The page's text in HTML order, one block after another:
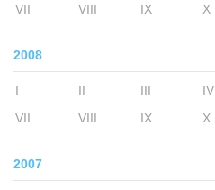
VII
VIII IX X
2008
I II III IV
VII
VIII IX X
2007